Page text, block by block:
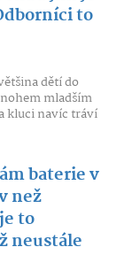
to
dětí do
mladším
kluci navíc tráví
baterie v
než
to
neustále